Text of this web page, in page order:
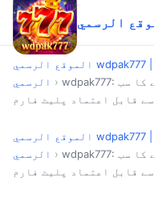
الرسمي › wdpak777: آفیشل ایپس اور گیمز ڈاؤن لوڈ کرنے کا سب
سے قابل اعتماد پلیٹ فارم
الرسمي › wdpak777: آفیشل ایپس اور گیمز ڈاؤن لوڈ کرنے کا سب
سے قابل اعتماد پلیٹ فارم